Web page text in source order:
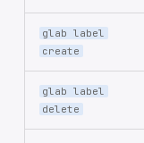
glab label
create
glab label
delete